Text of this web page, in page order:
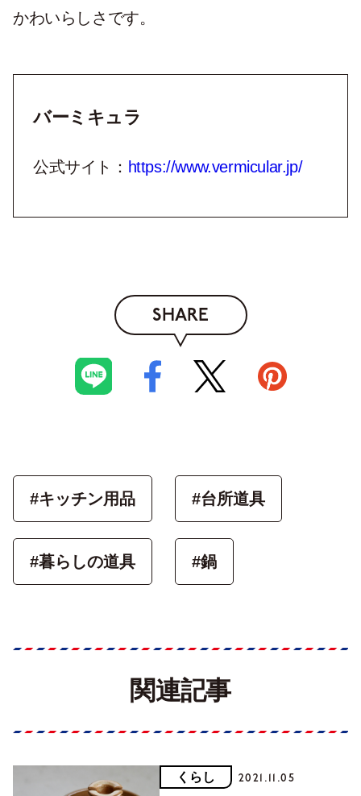
かわいらしさです。
バーミキュラ
公式サイト： https://www.vermicular.jp/
SHARE
#キッチン用品 #台所道具
#暮らしの道具 #鍋
関連記事
くらし 2021.11.05